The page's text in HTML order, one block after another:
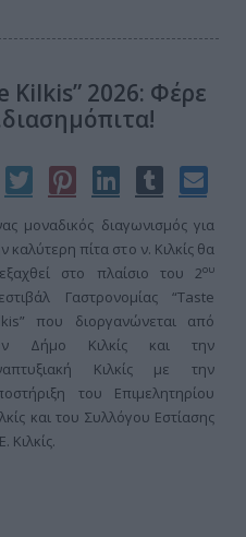
Kilkis” 2026: Φέρε
μοναδικός διαγωνισμός για
καλύτερη πίτα στο ν. Κιλκίς θα
στο πλαίσιο του 2ου
Γαστρονομίας “Taste
που διοργανώνεται από
Δήμο Κιλκίς και την
Κιλκίς με την
του Επιμελητηρίου
και του Συλλόγου Εστίασης
Κιλκίς.